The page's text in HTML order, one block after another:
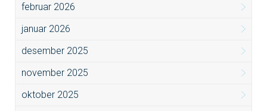
februar 2026
januar 2026
desember 2025
november 2025
oktober 2025